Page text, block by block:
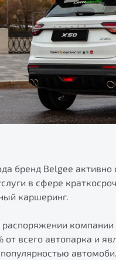
бренд Belgee
в сфере
каршеринг.
от всего автопарка и